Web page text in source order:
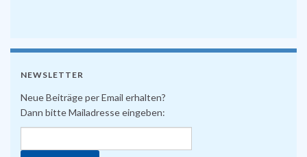
NEWSLETTER
Neue Beiträge per Email erhalten?
Dann bitte Mailadresse eingeben: